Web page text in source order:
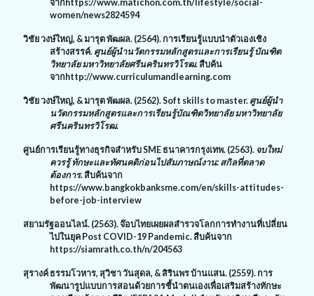
จากhttps://www.matichon.com.th/lifestyle/social-
women/news2824594
วิชัย วงษ์ใหญ่, &มารุต พัฒผล. (2564). การเรียนรู้แบบนำตัวเองเชิง
สร้างสรรค์. ศูนย์ผู้นำนวัตกรรมหลักสูตรและการเรียนรู้ บัณฑิต
วิทยาลัย มหาวิทยาลัยศรีนครินทรวิโรฒ. สืบค้น
จากhttp://www.curriculumandlearning.com
วิชัย วงษ์ใหญ่, &มารุต พัฒผล. (2562).Soft skills to master. ศูนย์ผู้นำ
นวัตกรรมหลักสูตรและการเรียนรู้บัณฑิตวิทยาลัย มหาวิทยาลัย
ศรีนครินทรวิโรฒ.
ศูนย์การเรียนรู้ทางธุรกิจสำหรับSME ธนาคารกรุงเทพ. (2563). จบใหม่
ควรรู้ ทักษะและทัศนคติก่อนไปสัมภาษณ์งาน: สกิลที่ตลาด
ต้องการ.สืบค้นจาก
https://www.bangkokbanksme.com/en/skills-attitudes-
before-job-interview
สยามรัฐออนไลน์. (2563). จ๊อบไทยเผยผลสำรวจโลกการทำงานที่เปลี่ยน
ไปในยุค Post COVID-19Pandemic.สืบค้นจาก
https://siamrath.co.th/n/204563
สุรางค์ ธรรมโวหาร, สุวิชา วันสุดล, &สิรินพร บ้านแสน. (2559). การ
พัฒนารูปแบบการสอนด้วยการชี้นำตนเองเพื่อเสริมสร้างทักษะ